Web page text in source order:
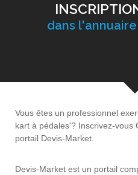
dans
Vous êtes un professionnel
kart à pédales'? Inscrivez-vous
portail Devis-Market.
Devis-Market est un portail